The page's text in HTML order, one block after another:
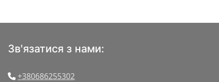
Зв'язатися з нами:
+380686255302